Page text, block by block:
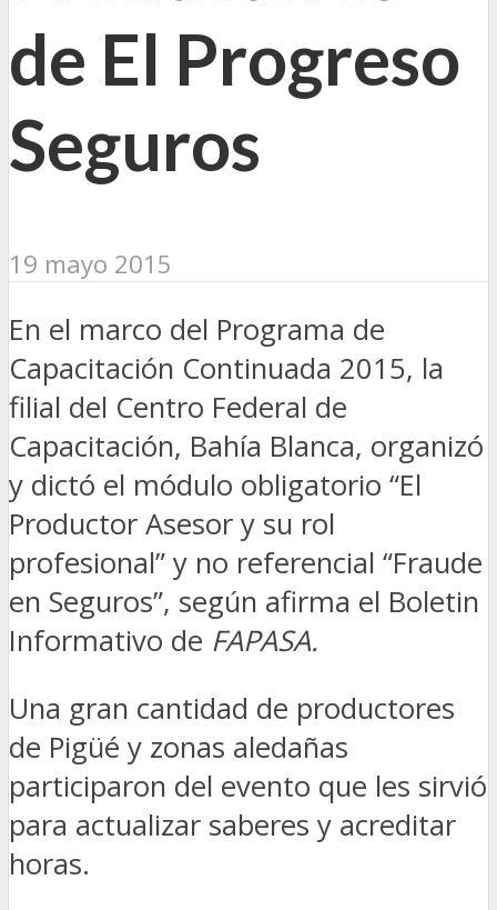
de El Progreso
Seguros
19 mayo 2015
En el marco del Programa de
Capacitación Continuada 2015, la
filial del Centro Federal de
Capacitación, Bahía Blanca, organizó
y dictó el módulo obligatorio “El
Productor Asesor y su rol
profesional” y no referencial “Fraude
en Seguros”, según afirma el Boletin
Informativo de FAPASA.
Una gran cantidad de productores
de Pigüé y zonas aledañas
participaron del evento que les sirvió
para actualizar saberes y acreditar
horas.